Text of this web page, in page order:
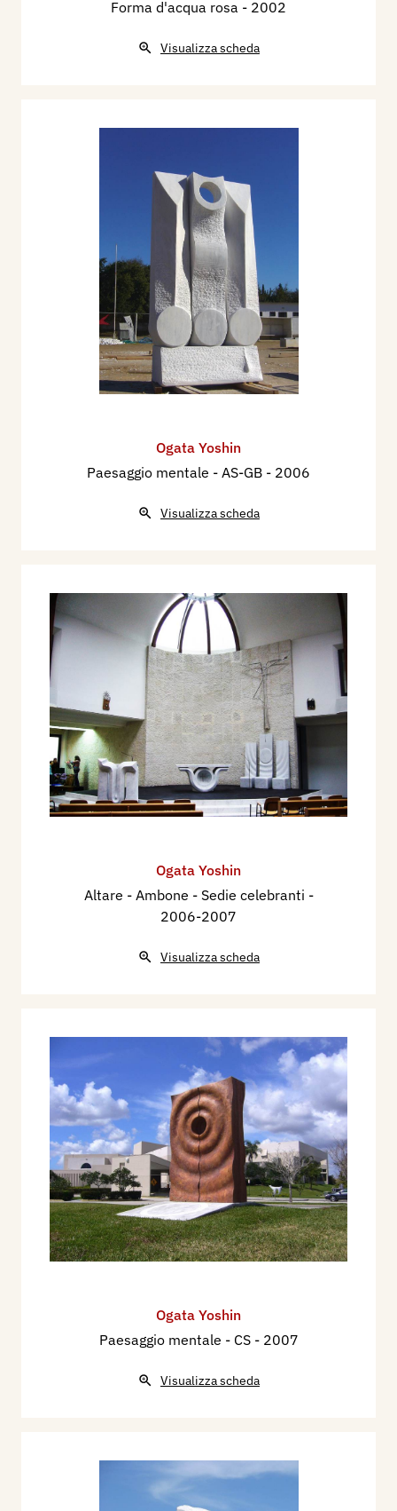
Forma d'acqua rosa - 2002
Visualizza scheda
Ogata Yoshin
Paesaggio mentale - AS-GB - 2006
Visualizza scheda
Ogata Yoshin
Altare - Ambone - Sedie celebranti -
2006-2007
Visualizza scheda
Ogata Yoshin
Paesaggio mentale - CS - 2007
Visualizza scheda